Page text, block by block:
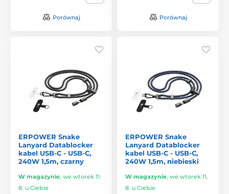
Porównaj Porównaj
ERPOWER Snake
Lanyard Datablocker
kabel USB-C - USB-C,
240W 1,5m, czarny
W magazynie, we wtorek 11.
8. u Ciebie
ERPOWER Snake
Lanyard Datablocker
kabel USB-C - USB-C,
240W 1,5m, niebieski
W magazynie, we wtorek 11.
8. u Ciebie